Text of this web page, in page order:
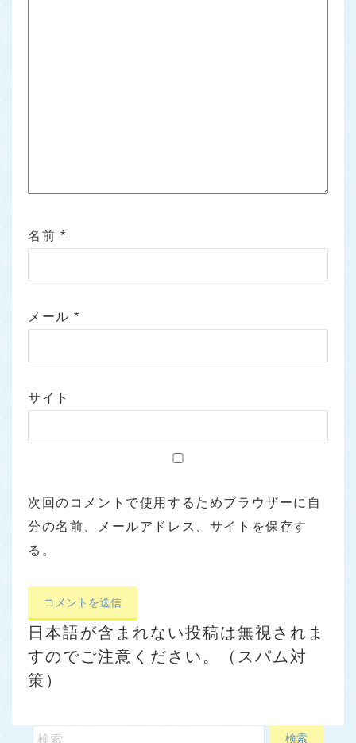
名前 *
メール*
サイト
次回のコメントで使用するためブラウザーに自
分の名前、メールアドレス、サイトを保存す
る。
日本語が含まれない投稿は無視されま
すのでご注意ください。（スパム対
策）